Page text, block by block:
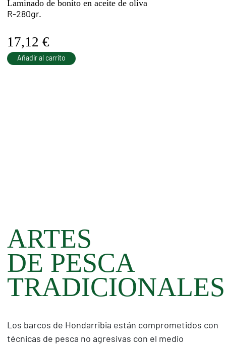
Laminado de bonito en aceite de oliva
R-280gr.
17,12 €
Añadir al carrito
ARTES
DE PESCA
TRADICIONALES
Los barcos de Hondarribia están comprometidos con
técnicas de pesca no agresivas con el medio